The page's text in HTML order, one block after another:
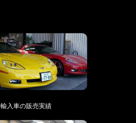
輸入車の販売実績